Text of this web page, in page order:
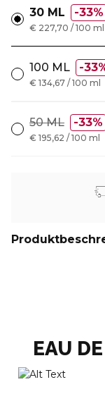
30 ML 33%
€ 227,70 / 100 ml
100 ML
€ 134,67 / 100 ml
50 ML 33%
€ 195,62 / 100 ml
EAU